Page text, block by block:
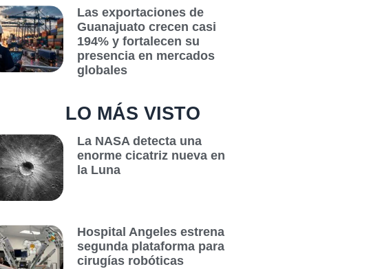
Las exportaciones de
Guanajuato crecen casi
194% y fortalecen su
presencia en mercados
globales
LO MÁS VISTO
La NASA detecta una
enorme cicatriz nueva en
la Luna
Hospital Angeles estrena
segunda plataforma para
cirugías robóticas